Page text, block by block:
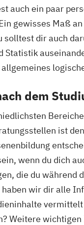
auch ein paar
gewisses Maß
solltest dir auch
Statistik
dem
ist
wenn du dich
die du während
wir dir alle
Weitere